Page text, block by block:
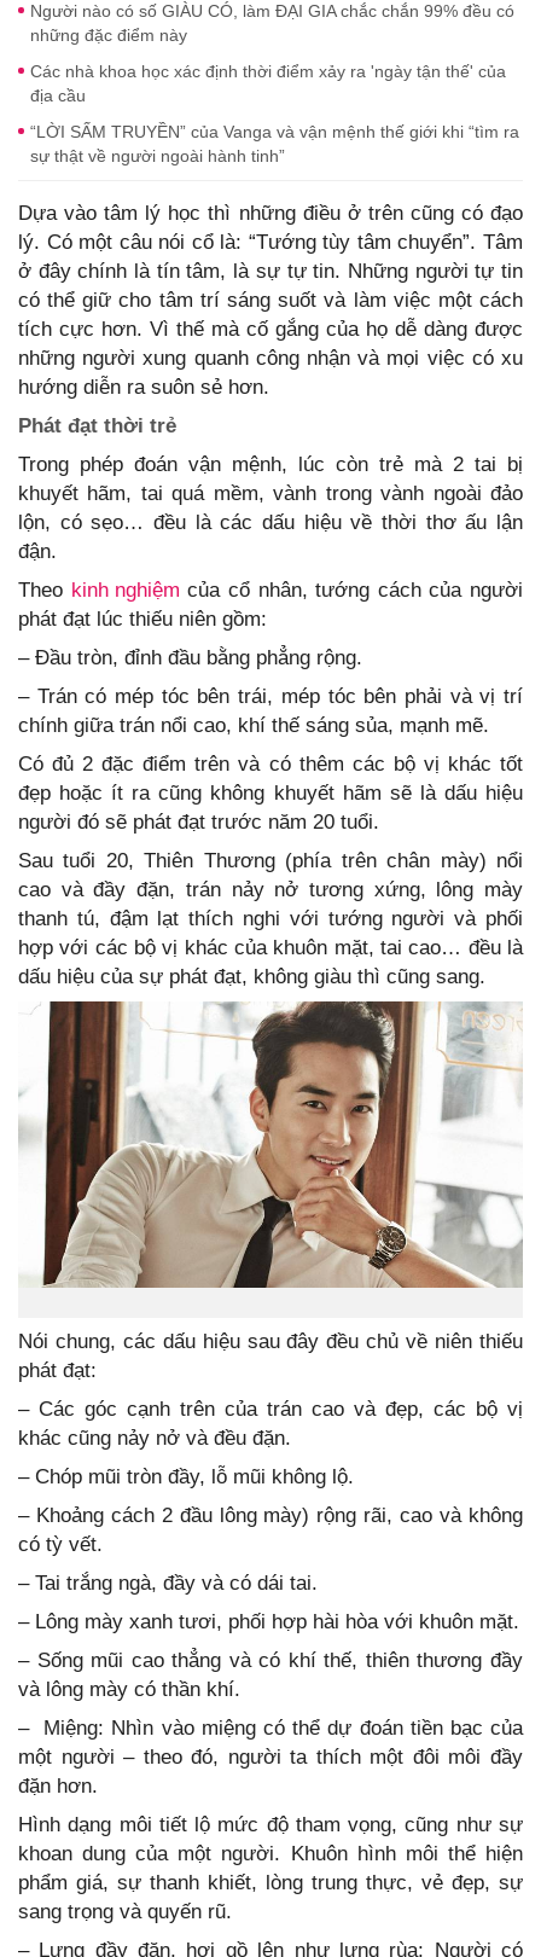
Người nào có số GIÀU CÓ, làm ĐẠI GIA chắc chắn 99% đều có
những đặc điểm này
Các nhà khoa học xác định thời điểm xảy ra 'ngày tận thế' của
địa cầu
“LỜI SẤM TRUYỀN” của Vanga và vận mệnh thế giới khi “tìm ra
sự thật về người ngoài hành tinh”
Dựa vào tâm lý học thì những điều ở trên cũng có đạo
lý. Có một câu nói cổ là: “Tướng tùy tâm chuyển”. Tâm
ở đây chính là tín tâm, là sự tự tin. Những người tự tin
có thể giữ cho tâm trí sáng suốt và làm việc một cách
tích cực hơn. Vì thế mà cố gắng của họ dễ dàng được
những người xung quanh công nhận và mọi việc có xu
hướng diễn ra suôn sẻ hơn.
Phát đạt thời trẻ
Trong phép đoán vận mệnh, lúc còn trẻ mà 2 tai bị
khuyết hãm, tai quá mềm, vành trong vành ngoài đảo
lộn, có sẹo… đều là các dấu hiệu về thời thơ ấu lận
đận.
Theo kinh nghiệm của cổ nhân, tướng cách của người
phát đạt lúc thiếu niên gồm:
– Đầu tròn, đỉnh đầu bằng phẳng rộng.
– Trán có mép tóc bên trái, mép tóc bên phải và vị trí
chính giữa trán nổi cao, khí thế sáng sủa, mạnh mẽ.
Có đủ 2 đặc điểm trên và có thêm các bộ vị khác tốt
đẹp hoặc ít ra cũng không khuyết hãm sẽ là dấu hiệu
người đó sẽ phát đạt trước năm 20 tuổi.
Sau tuổi 20, Thiên Thương (phía trên chân mày) nổi
cao và đầy đặn, trán nảy nở tương xứng, lông mày
thanh tú, đậm lạt thích nghi với tướng người và phối
hợp với các bộ vị khác của khuôn mặt, tai cao… đều là
dấu hiệu của sự phát đạt, không giàu thì cũng sang.
Nói chung, các dấu hiệu sau đây đều chủ về niên thiếu
phát đạt:
– Các góc cạnh trên của trán cao và đẹp, các bộ vị
khác cũng nảy nở và đều đặn.
– Chóp mũi tròn đầy, lỗ mũi không lộ.
– Khoảng cách 2 đầu lông mày) rộng rãi, cao và không
có tỳ vết.
– Tai trắng ngà, đầy và có dái tai.
– Lông mày xanh tươi, phối hợp hài hòa với khuôn mặt.
– Sống mũi cao thẳng và có khí thế, thiên thương đầy
và lông mày có thần khí.
– Miệng: Nhìn vào miệng có thể dự đoán tiền bạc của
một người – theo đó, người ta thích một đôi môi đầy
đặn hơn.
Hình dạng môi tiết lộ mức độ tham vọng, cũng như sự
khoan dung của một người. Khuôn hình môi thể hiện
phẩm giá, sự thanh khiết, lòng trung thực, vẻ đẹp, sự
sang trọng và quyến rũ.
– Lưng đầy đặn, hơi gồ lên như lưng rùa: Người có